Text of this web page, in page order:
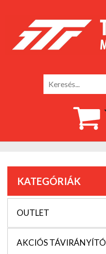
KATEGÓRIÁK
OUTLET
AKCIÓS TÁVIRÁNYÍTÓ